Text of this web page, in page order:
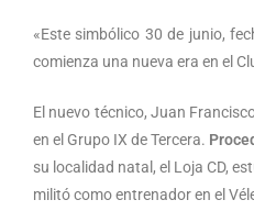
«Este simbólico 30 de junio,
comienza una nueva era en el
El nuevo técnico, Juan
en el Grupo IX de Tercera.
su localidad natal, el Loja CD,
militó como entrenador en el